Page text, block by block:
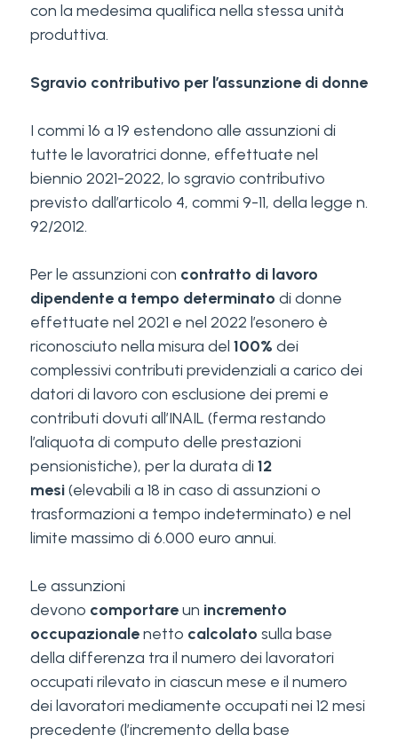
con la medesima qualifica nella stessa unità
produttiva.
Sgravio contributivo per l’assunzione di donne
I commi 16 a 19 estendono alle assunzioni di
tutte le lavoratrici donne, effettuate nel
biennio 2021-2022, lo sgravio contributivo
previsto dall’articolo 4, commi 9-11, della legge n.
92/2012.
Per le assunzioni con contratto di lavoro
dipendente a tempo determinato di donne
effettuate nel 2021 e nel 2022 l’esonero è
riconosciuto nella misura del 100% dei
complessivi contributi previdenziali a carico dei
datori di lavoro con esclusione dei premi e
contributi dovuti all’INAIL (ferma restando
l’aliquota di computo delle prestazioni
pensionistiche), per la durata di12
mesi(elevabili a 18 in caso di assunzioni o
trasformazioni a tempo indeterminato) e nel
limite massimo di 6.000 euro annui.
Le assunzioni
devono comportareun incremento
occupazionalenetto calcolato sulla base
della differenza tra il numero dei lavoratori
occupati rilevato in ciascun mese e il numero
dei lavoratori mediamente occupati nei 12 mesi
precedente (l’incremento della base